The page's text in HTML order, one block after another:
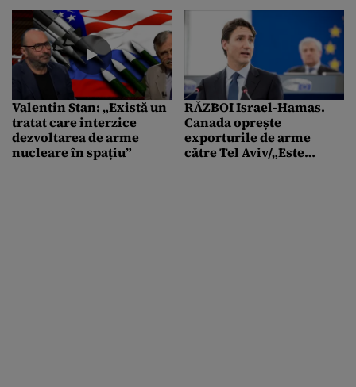
vina…”
Valentin Stan: „Există un
tratat care interzice
dezvoltarea de arme
nucleare în spațiu”
RĂZBOI Israel-Hamas.
Canada oprește
exporturile de arme
către Tel Aviv/„Este